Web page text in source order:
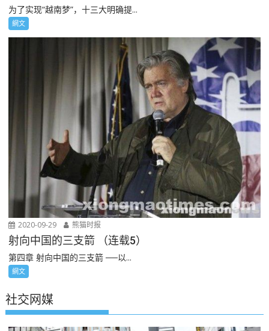
为了实现“越南梦”，十三大明确提...
網文
2020-09-29 熊猫时报
射向中国的三支箭 （连载5）
第四章 射向中国的三支箭 ──以...
網文
社交网媒